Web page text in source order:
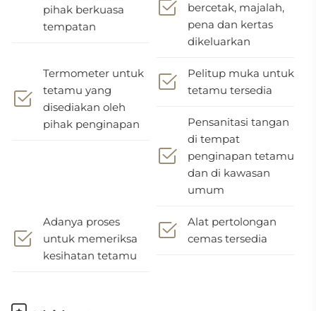
pihak berkuasa
tempatan
bercetak, majalah,
pena dan kertas
dikeluarkan
Termometer untuk
tetamu yang
disediakan oleh
pihak penginapan
Pelitup muka untuk
tetamu tersedia
Pensanitasi tangan
di tempat
penginapan tetamu
dan di kawasan
umum
Adanya proses
untuk memeriksa
kesihatan tetamu
Alat pertolongan
cemas tersedia